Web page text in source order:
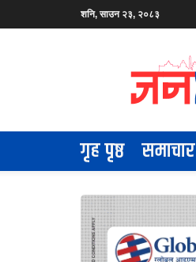
शनि, साउन २३, २०८३
गृह पृष्ठ समाचार